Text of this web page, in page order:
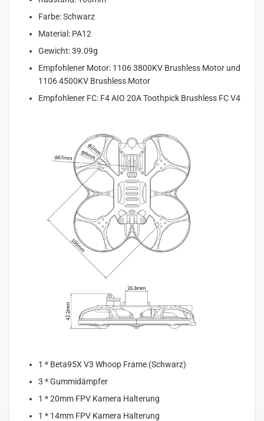
Farbe: Schwarz
Material: PA12
Gewicht: 39.09g
Empfohlener Motor: 1106 3800KV Brushless Motor und
1106 4500KV Brushless Motor
Empfohlener FC: F4 AIO 20A Toothpick Brushless FC V4
1 * Beta95X V3 Whoop Frame (Schwarz)
3 * Gummidämpfer
1 * 20mm FPV Kamera Halterung
1 * 14mm FPV Kamera Halterung